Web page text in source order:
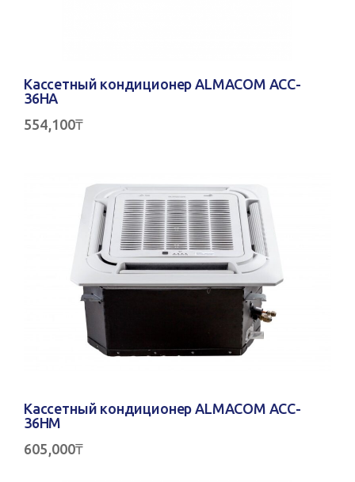
Кассетный кондиционер ALMACOM ACC-
36HA
554,100₸
Кассетный кондиционер ALMACOM ACC-
36HM
605,000₸